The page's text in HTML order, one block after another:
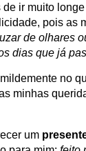
ir muito
pois as
de olhares
dias que já
no
minhas
um